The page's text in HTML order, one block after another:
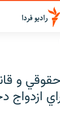
و
ازدواج